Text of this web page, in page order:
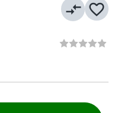
compare_arrows favorite_border